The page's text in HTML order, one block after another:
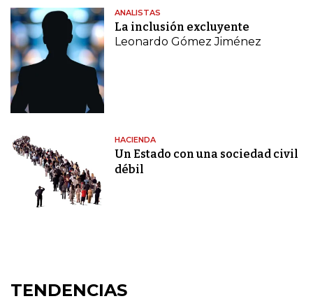
ANALISTAS
La inclusión excluyente
Leonardo Gómez Jiménez
HACIENDA
Un Estado con una sociedad civil
débil
TENDENCIAS